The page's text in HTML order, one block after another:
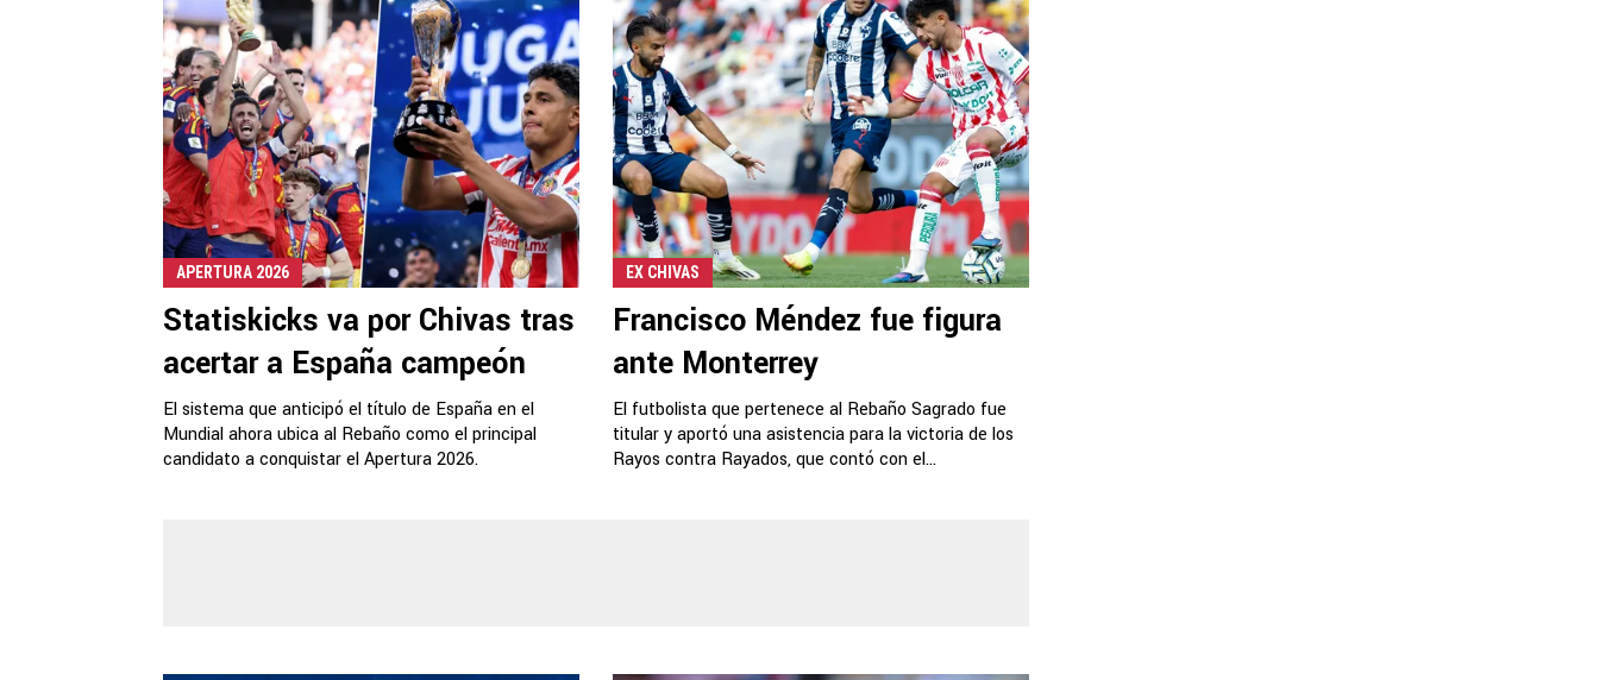
APERTURA 2026
Statiskicks va por Chivas tras
acertar a España campeón
El sistema que anticipó el título de España en el
Mundial ahora ubica al Rebaño como el principal
candidato a conquistar el Apertura 2026.
EX CHIVAS
Francisco Méndez fue figura
ante Monterrey
El futbolista que pertenece al Rebaño Sagrado fue
titular y aportó una asistencia para la victoria de los
Rayos contra Rayados, que contó con el...